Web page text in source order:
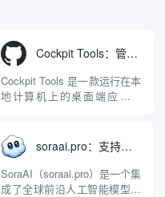
Cockpit Tools：管理多个AI编程IDE账号与配置多开独立实例的本地桌面应用
Cockpit Tools 是一款运行在本
地计算机上的桌面端应用程
程助手的账号与运行环境而设
计。它目前支持包括
Antigravity IDE、Codex、
GitHub Copilo...
soraai.pro：支持多模型文字转视频和图像生成的在线创作工具
SoraAI（soraai.pro）是一个集
成了全球前沿人工智能模型的